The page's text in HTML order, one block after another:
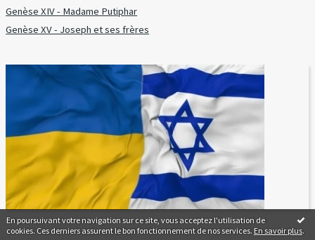
En poursuivant votre navigation sur ce site, vous acceptez l'utilisation de
cookies. Ces derniers assurent le bon fonctionnement de nos services. En savoir plus.
Genèse XIV - Madame Putiphar
Genèse XV - Joseph et ses frères